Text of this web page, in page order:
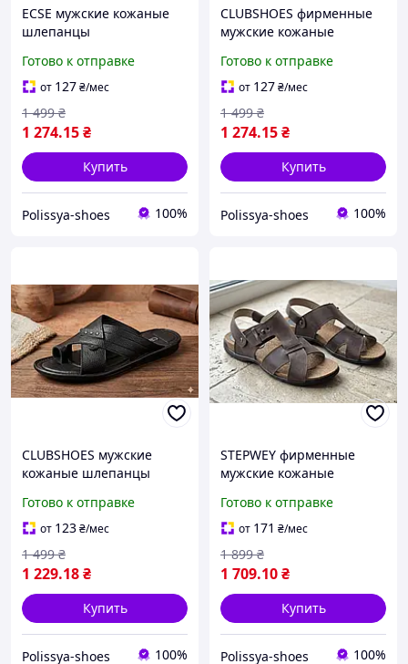
ECSE мужские кожаные
шлепанцы
Готово к отправке
от 127₴/мес
1 274.15₴
1 499 ₴
Купить
Polissya-shoes 100%
CLUBSHOES фирменные
мужские кожаные
Готово к отправке
от 127₴/мес
1 274.15₴
1 499 ₴
Купить
Polissya-shoes 100%
CLUBSHOES мужские
кожаные шлепанцы
Готово к отправке
от 123₴/мес
1 229.18₴
1 499 ₴
Купить
Polissya-shoes 100%
STEPWEY фирменные
мужские кожаные
Готово к отправке
от 171 ₴/мес
1 709.10₴
1 899 ₴
Купить
Polissya-shoes 100%